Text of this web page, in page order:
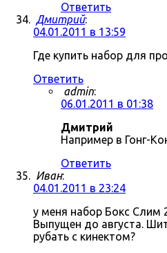
Ответить
Дмитрий:
04.01.2011 в 13:59
Где купить набор для
Ответить
admin:
06.01.2011 в 01:38
Дмитрий
Например в Гонг-
Ответить
Иван:
04.01.2011 в 23:24
у меня набор Бокс Слим
Выпущен до августа.
рубать с кинектом?